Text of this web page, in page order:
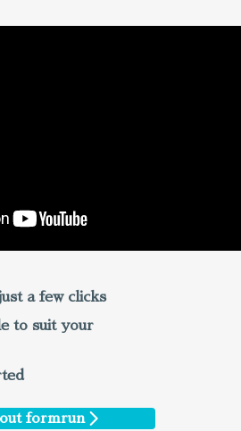
a few clicks
to suit your
formrun